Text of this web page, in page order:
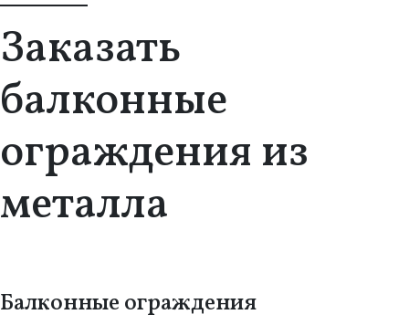
Заказать
балконные
ограждения из
металла
Балконные ограждения